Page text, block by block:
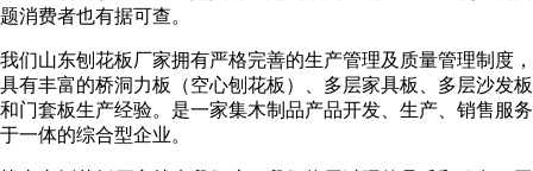
题消费者也有据可查。
我们山东刨花板厂家拥有严格完善的生产管理及质量管理制度，
具有丰富的桥洞力板（空心刨花板）、多层家具板、多层沙发板
和门套板生产经验。是一家集木制品产品开发、生产、销售服务
于一体的综合型企业。